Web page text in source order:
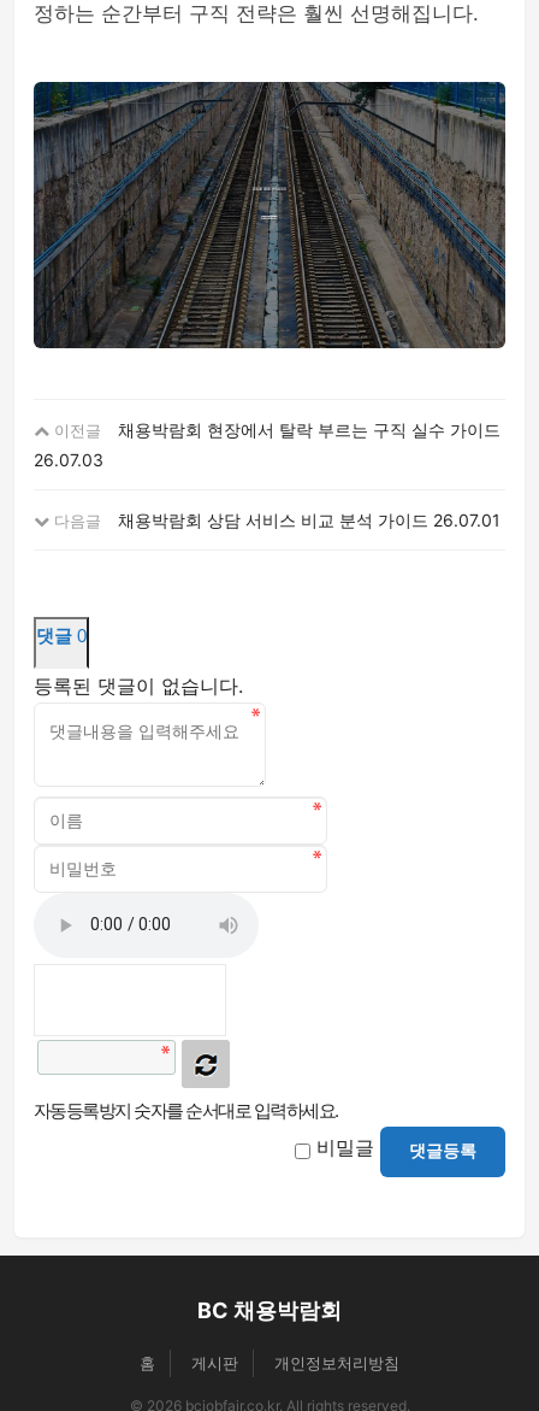
정하는 순간부터 구직 전략은 훨씬 선명해집니다.
이전글
채용박람회 현장에서 탈락 부르는 구직 실수 가이드
26.07.03
다음글 채용박람회 상담 서비스 비교 분석 가이드 26.07.01
댓글 0
등록된 댓글이 없습니다.
자동등록방지 숫자를 순서대로 입력하세요.
비밀글 댓글등록
BC 채용박람회
홈 게시판 개인정보처리방침
© 2026 bcjobfair.co.kr. All rights reserved.